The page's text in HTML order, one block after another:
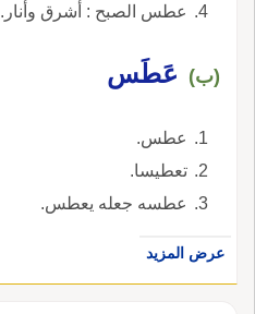
عطس الصبح : أشرق وأنار.
(ب) عَطَس
عطس.
تعطيسا.
عطسه جعله يعطس.
عرض المزيد